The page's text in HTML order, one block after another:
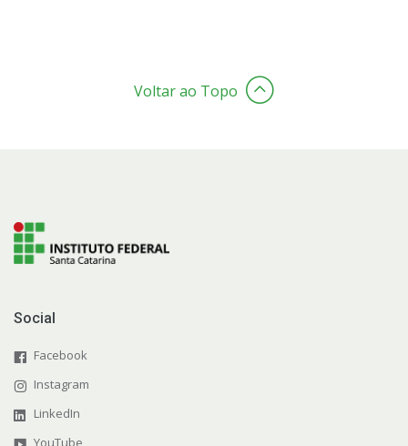
Voltar ao Topo
Social
Facebook
Instagram
LinkedIn
YouTube